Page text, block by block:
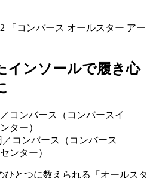
「コンバース オールスター アー
インソールで履き心
コンバース（コンバース
ンター）
とつに数えられる「オールスタ